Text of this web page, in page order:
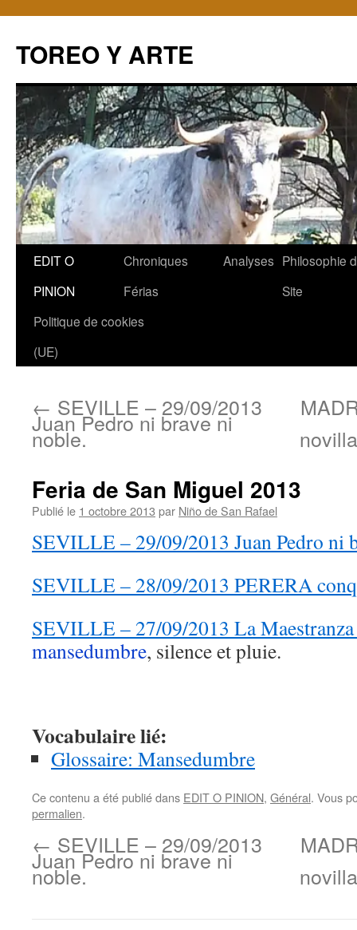
TOREO Y ARTE
Aller
contenu
EDIT O
PINION
Chroniques
Férias
Analyses Philosophie
Site
Politique de cookies
(UE)
← SEVILLE – 29/09/2013
Juan Pedro ni brave ni
noble.
Feria de San Miguel 2013
Publié le 1 octobre 2013 par Niño de San Rafael
SEVILLE – 29/09/2013 Juan Pedro ni
SEVILLE – 28/09/2013 PERERA
SEVILLE – 27/09/2013 La
mansedumbre, silence et pluie.
Vocabulaire lié:
Glossaire: Mansedumbre
Ce contenu a été publié dans EDIT O PINION, Général. Vous
permalien.
← SEVILLE – 29/09/2013
Juan Pedro ni brave ni
noble.